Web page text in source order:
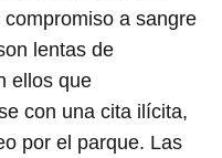
a sangre
lentas de
ellos que
con una cita ilícita,
por el parque. Las